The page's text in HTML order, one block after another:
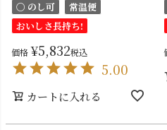
〇 のし可
常温便
おいしさ長持ち!
価格 ¥5,832税込
5.00
カートに入れる